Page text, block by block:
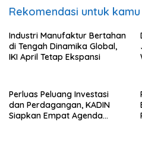
Rekomendasi untuk kamu
Industri Manufaktur Bertahan
di Tengah Dinamika Global,
IKI April Tetap Ekspansi
Perluas Peluang Investasi
dan Perdagangan, KADIN
Siapkan Empat Agenda